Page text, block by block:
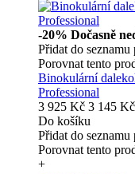
-20% Dočasně
Přidat do seznamu
Porovnat tento
Binokulární
Professional
3 925 Kč 3 145 Kč
Do košíku
Přidat do seznamu
Porovnat tento
+